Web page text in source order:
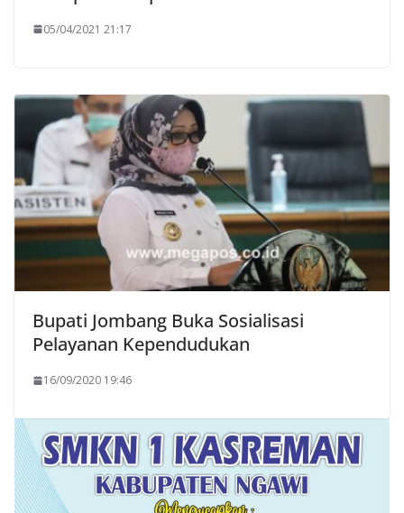
05/04/2021 21:17
Bupati Jombang Buka Sosialisasi
Pelayanan Kependudukan
16/09/2020 19:46